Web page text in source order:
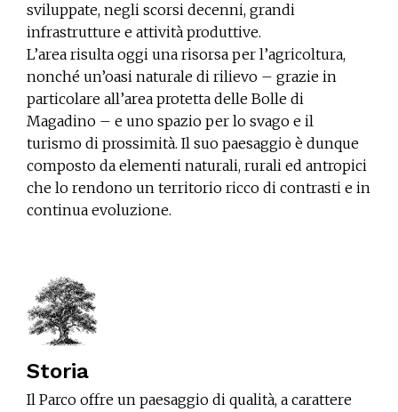
sviluppate, negli scorsi decenni, grandi
infrastrutture e attività produttive.
L’area risulta oggi una risorsa per l’agricoltura,
nonché un’oasi naturale di rilievo – grazie in
particolare all’area protetta delle Bolle di
Magadino – e uno spazio per lo svago e il
turismo di prossimità. Il suo paesaggio è dunque
composto da elementi naturali, rurali ed antropici
che lo rendono un territorio ricco di contrasti e in
continua evoluzione.
Storia
Il Parco offre un paesaggio di qualità, a carattere